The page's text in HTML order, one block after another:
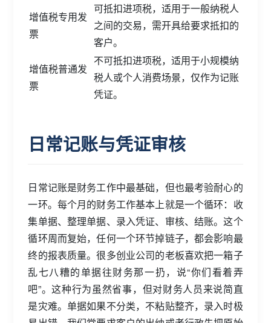
增值税专用发
票
可抵扣进项税，适用于一般纳税人
之间的交易，需开具给要求抵扣的
客户。
增值税普通发
票
不可抵扣进项税，适用于小规模纳
税人或个人消费场景，仅作为记账
凭证。
日常记账与凭证审核
日常记账是财务工作中最基础，但也最考验耐心的
一环。每个月的财务工作基本上就是一个循环：收
集单据、整理单据、录入凭证、审核、结账。这个
循环周而复始，任何一个环节掉链子，都会影响最
终的报表质量。很多创业公司的老板喜欢把一箱子
乱七八糟的单据往财务那一扔，说“你们看着弄
吧”。这种行为虽然省事，但对财务人员来说简直
是灾难。单据如果不分类，不粘贴整齐，录入时极